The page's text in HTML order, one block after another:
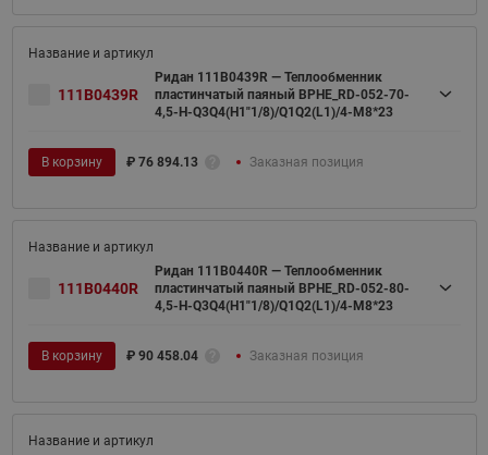
111B0439R
Ридан 111B0439R — Теплообменник
пластинчатый паяный BPHE_RD-052-70-
4,5-H-Q3Q4(H1"1/8)/Q1Q2(L1)/4-M8*23
В корзину ₽ 76 894.13 Заказная позиция
111B0440R
Ридан 111B0440R — Теплообменник
пластинчатый паяный BPHE_RD-052-80-
4,5-H-Q3Q4(H1"1/8)/Q1Q2(L1)/4-M8*23
В корзину ₽ 90 458.04 Заказная позиция